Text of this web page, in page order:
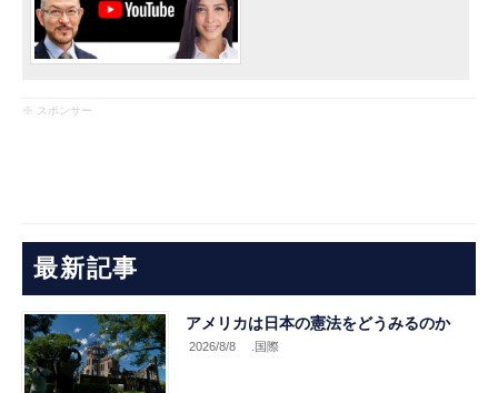
※ スポンサー
最新記事
アメリカは日本の憲法をどうみるのか
2026/8/8 .国際